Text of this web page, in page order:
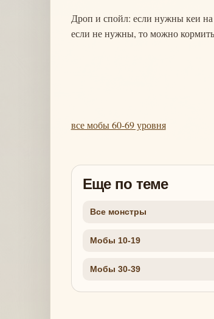
Дроп и спойл: если нужны кеи
если не нужны, то можно
все мобы 60-69 уровня
Еще по теме
Все монстры
Мобы 10-19
Мобы 30-39